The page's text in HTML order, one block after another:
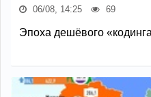
06/08, 14:25 69
Эпоха дешёвого